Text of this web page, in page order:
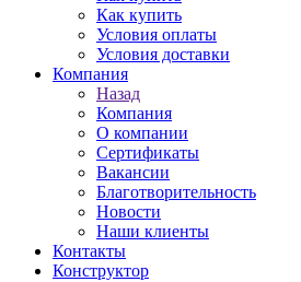
Как купить
Условия оплаты
Условия доставки
Компания
Назад
Компания
О компании
Сертификаты
Вакансии
Благотворительность
Новости
Наши клиенты
Контакты
Конструктор